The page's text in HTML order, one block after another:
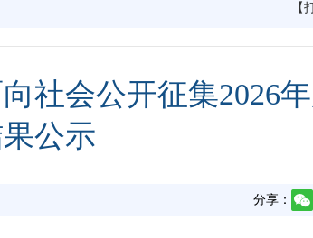
【
社会公开征集2026
公示
分享：